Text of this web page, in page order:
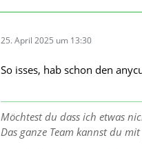
25. April 2025 um 13:30
So isses, hab schon den
Möchtest du dass ich etwas
Das ganze Team kannst du mit